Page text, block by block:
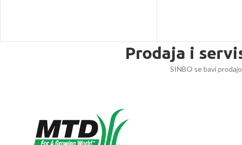
Prodaja i
SINBO se bavi